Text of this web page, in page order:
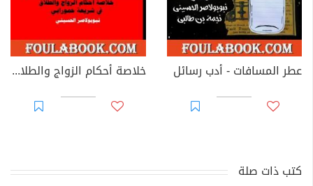
عطر المسافات - أدب رسائل خلاصة أحكام الزواج والطلاق في شريعة حمورابي
كتب ذات صلة